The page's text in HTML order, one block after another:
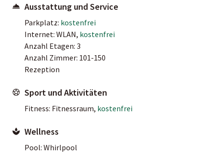
Ausstattung und Service
Parkplatz: kostenfrei
Internet: WLAN, kostenfrei
Anzahl Etagen: 3
Anzahl Zimmer: 101-150
Rezeption
Sport und Aktivitäten
Fitness: Fitnessraum, kostenfrei
Wellness
Pool: Whirlpool